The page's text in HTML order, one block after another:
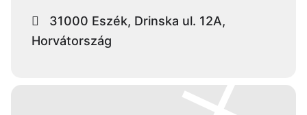
31000 Eszék, Drinska ul. 12A,
Horvátország